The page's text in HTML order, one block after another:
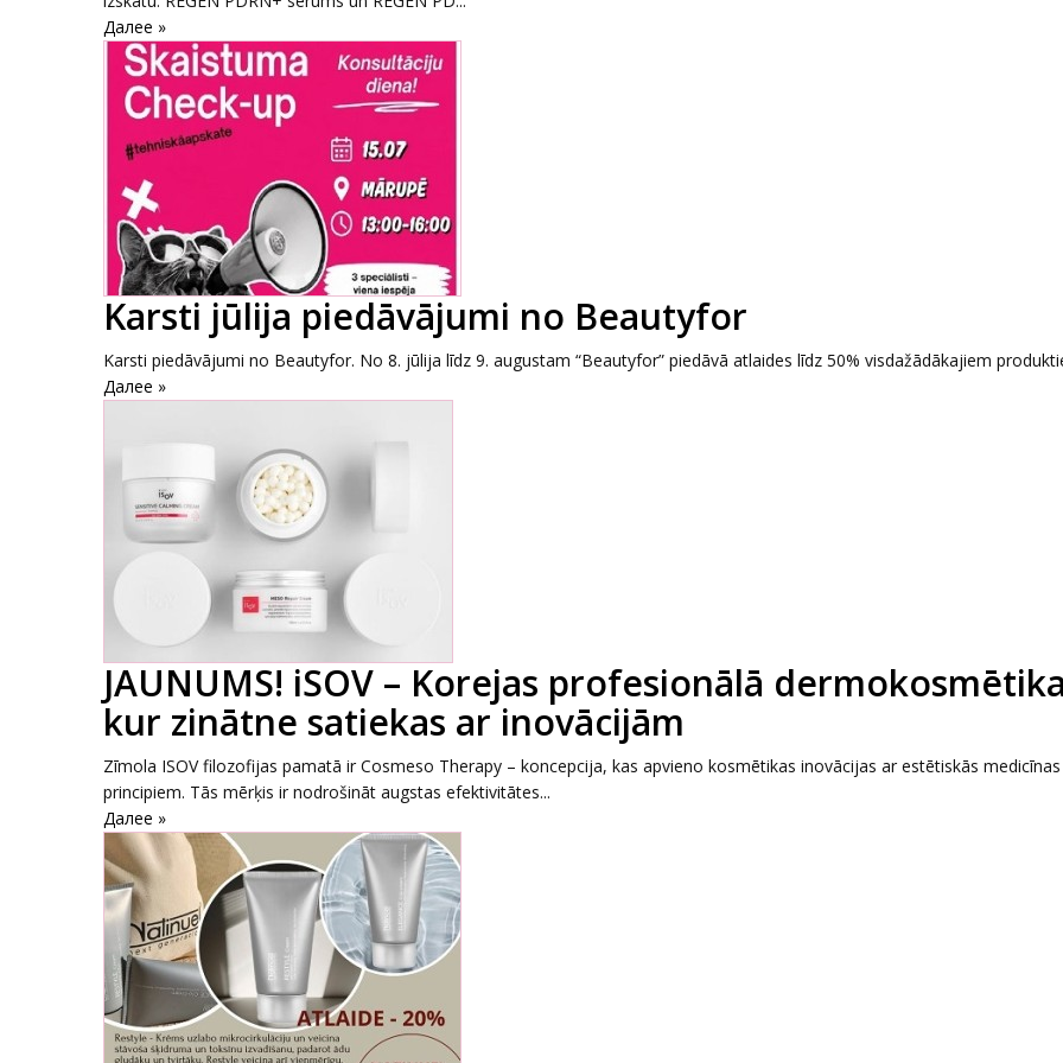
Далее »
Karsti jūlija piedāvājumi no Beautyfor
Karsti piedāvājumi no Beautyfor. No 8. jūlija līdz 9. augustam “Beautyfor” piedāvā atlaides līdz 50% visdažādākajiem
Далее »
JAUNUMS! iSOV – Korejas profesionālā
kur zinātne satiekas ar inovācijām
Zīmola ISOV filozofijas pamatā ir Cosmeso Therapy – koncepcija, kas apvieno kosmētikas inovācijas ar estētiskās medicīnas
principiem. Tās mērķis ir nodrošināt augstas efektivitātes...
Далее »